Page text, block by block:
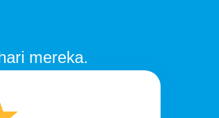
mereka.